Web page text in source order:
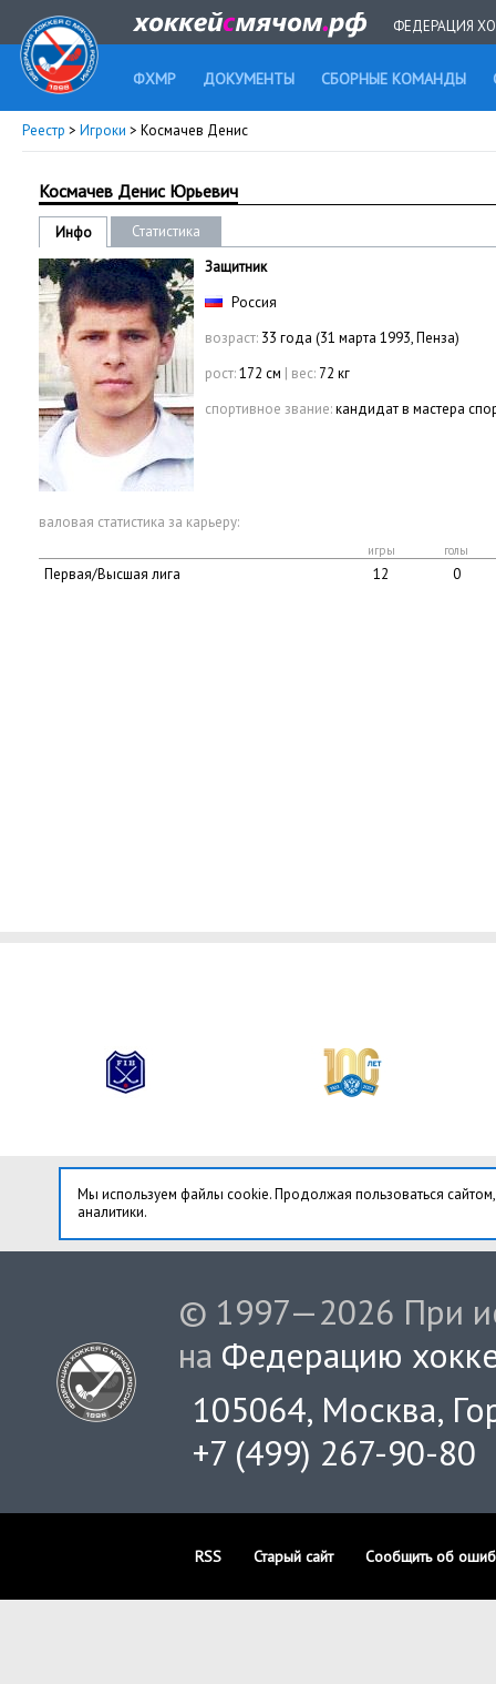
ФЕДЕРАЦИЯ
ФХМР ДОКУМЕНТЫ СБОРНЫЕ КОМАНДЫ
Реестр > Игроки > Космачев Денис
Космачев Денис Юрьевич
Инфо
Статистика
Защитник
Россия
возраст: 33 года (31 марта 1993, Пенза)
рост:172 см | вес: 72 кг
спортивное звание:кандидат в мастера
валовая статистика за карьеру:
игры голы
Первая/Высшая лига 12 0
Мы используем файлы cookie. Продолжая пользоваться
аналитики.
© 1997—2026 При
на Федерацию
105064, Москва,
+7 (499) 267-90-80
RSS Старый сайт Сообщить об